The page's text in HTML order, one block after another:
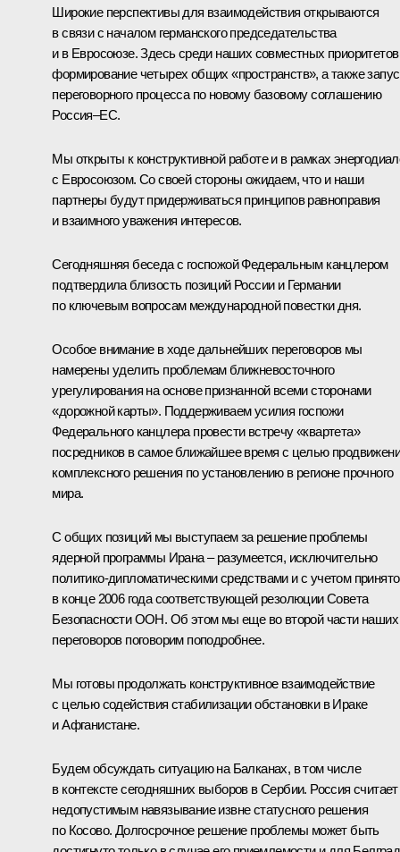
Широкие перспективы для взаимодействия открываются
в связи с началом германского председательства
и в Евросоюзе. Здесь среди наших совместных
формирование четырех общих «пространств», а также
переговорного процесса по новому базовому соглашению
Россия–ЕС.
Мы открыты к конструктивной работе и в рамках
с Евросоюзом. Со своей стороны ожидаем, что и наши
партнеры будут придерживаться принципов равноправия
и взаимного уважения интересов.
Сегодняшняя беседа с госпожой Федеральным канцлером
подтвердила близость позиций России и Германии
по ключевым вопросам международной повестки дня.
Особое внимание в ходе дальнейших переговоров мы
намерены уделить проблемам ближневосточного
урегулирования на основе признанной всеми сторонами
«дорожной карты». Поддерживаем усилия госпожи
Федерального канцлера провести встречу «квартета»
посредников в самое ближайшее время с целью
комплексного решения по установлению в регионе прочного
мира.
С общих позиций мы выступаем за решение проблемы
ядерной программы Ирана – разумеется, исключительно
политико-дипломатическими средствами и с учетом
в конце 2006 года соответствующей резолюции Совета
Безопасности ООН. Об этом мы еще во второй части наших
переговоров поговорим поподробнее.
Мы готовы продолжать конструктивное взаимодействие
с целью содействия стабилизации обстановки в Ираке
и Афганистане.
Будем обсуждать ситуацию на Балканах, в том числе
в контексте сегодняшних выборов в Сербии. Россия считает
недопустимым навязывание извне статусного решения
по Косово. Долгосрочное решение проблемы может быть